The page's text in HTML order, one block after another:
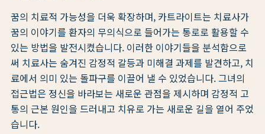
꿈의 치료적 가능성을 더욱 확장하며, 카트라이트는 치료사가
꿈의 이야기를 환자의 무의식으로 들어가는 통로로 활용할 수
있는 방법을 발전시켰습니다. 이러한 이야기들을 분석함으로
써 치료사는 숨겨진 감정적 갈등과 미해결 과제를 발견하고, 치
료에서 의미 있는 돌파구를 이끌어 낼 수 있었습니다. 그녀의
접근법은 정신을 바라보는 새로운 관점을 제시하며 감정적 고
통의 근본 원인을 드러내고 치유로 가는 새로운 길을 열어 주었
습니다.